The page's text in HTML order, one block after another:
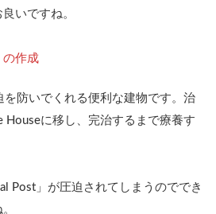
いですね。
の作成
を防いでくれる便利な建物です。治
Houseに移し、完治するまで療養す
Post」が圧迫されてしまうのででき